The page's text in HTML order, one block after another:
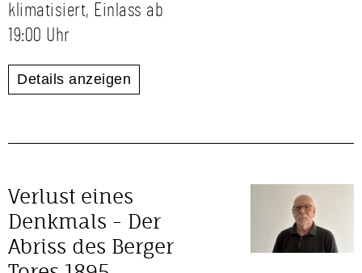
klimatisiert, Einlass ab
19:00 Uhr
Details anzeigen
Verlust eines
Denkmals - Der
Abriss des Berger